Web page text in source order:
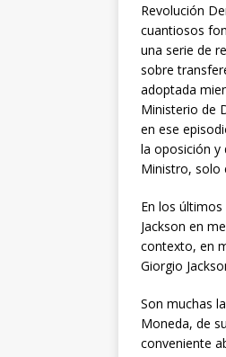
Revolución
cuantiosos
una serie de
sobre
adoptada
Ministerio de
en ese
la oposición y
Ministro, solo
En los
Jackson en
contexto, en
Giorgio
Son muchas
Moneda, de
conveniente